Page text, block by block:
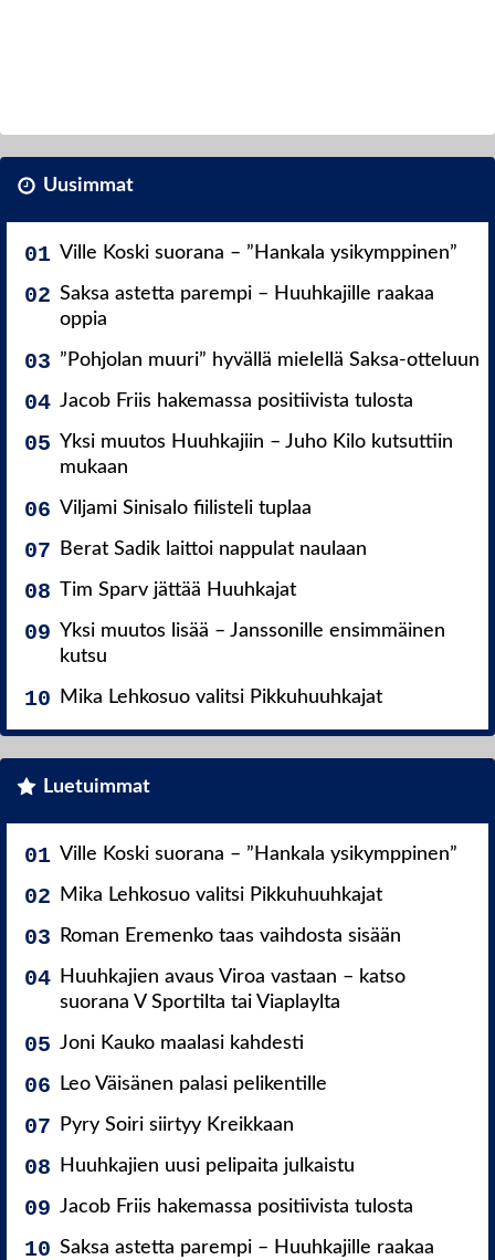
Uusimmat
Ville Koski suorana – ”Hankala ysikymppinen”
Saksa astetta parempi – Huuhkajille raakaa
oppia
”Pohjolan muuri” hyvällä mielellä Saksa-otteluun
Jacob Friis hakemassa positiivista tulosta
Yksi muutos Huuhkajiin – Juho Kilo kutsuttiin
mukaan
Viljami Sinisalo fiilisteli tuplaa
Berat Sadik laittoi nappulat naulaan
Tim Sparv jättää Huuhkajat
Yksi muutos lisää – Janssonille ensimmäinen
kutsu
Mika Lehkosuo valitsi Pikkuhuuhkajat
Luetuimmat
Ville Koski suorana – ”Hankala ysikymppinen”
Mika Lehkosuo valitsi Pikkuhuuhkajat
Roman Eremenko taas vaihdosta sisään
Huuhkajien avaus Viroa vastaan – katso
suorana V Sportilta tai Viaplaylta
Joni Kauko maalasi kahdesti
Leo Väisänen palasi pelikentille
Pyry Soiri siirtyy Kreikkaan
Huuhkajien uusi pelipaita julkaistu
Jacob Friis hakemassa positiivista tulosta
Saksa astetta parempi – Huuhkajille raakaa